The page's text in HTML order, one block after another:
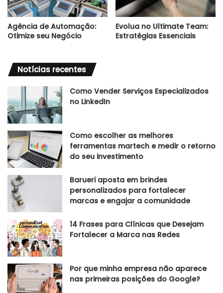
Agência de Automação:
Otimize seu Negócio
Evolua no Ultimate Team:
Estratégias Essenciais
Notícias recentes
Como Vender Serviços Especializados
no LinkedIn
Como escolher as melhores
ferramentas martech e medir o retorno
do seu investimento
Barueri aposta em brindes
personalizados para fortalecer
marcas e engajar a comunidade
14 Frases para Clínicas que Desejam
Fortalecer a Marca nas Redes
Por que minha empresa não aparece
nas primeiras posições do Google?